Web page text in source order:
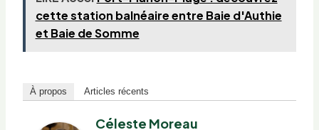
cette station balnéaire entre Baie d'Authie
et Baie de Somme
À propos Articles récents
Céleste Moreau